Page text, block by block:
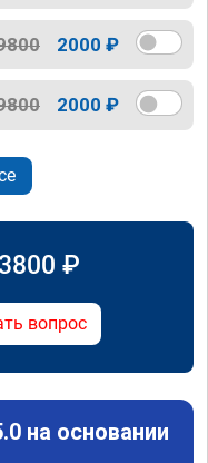
2000 ₽
2000 ₽
₽
вопрос
на основании